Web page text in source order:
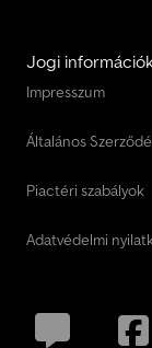
Jogi
Impresszum
Általános
Piactéri szabályok
Adatvédelmi